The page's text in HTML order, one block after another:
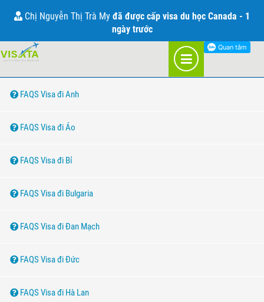
CÂU HỎI THƯỜNG GẶP VỀ VISA
DANH MỤC QUỐC GIA
FAQS Visa đi Anh
FAQS Visa đi Áo
FAQS Visa đi Bỉ
FAQS Visa đi Bulgaria
FAQS Visa đi Đan Mạch
FAQS Visa đi Đức
FAQS Visa đi Hà Lan
Chị Nguyễn Thị Trà My đã được cấp visa du học Canada - 1
ngày trước